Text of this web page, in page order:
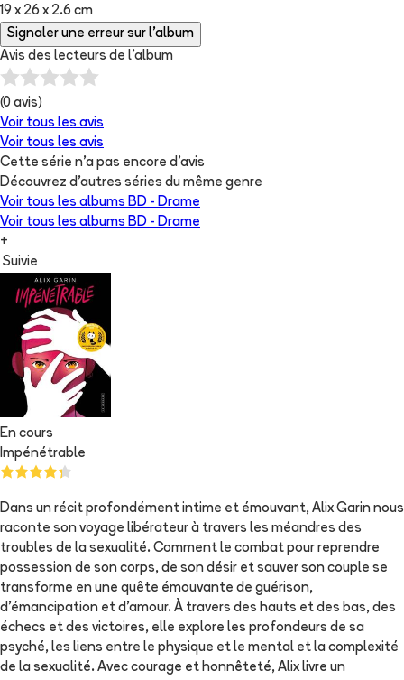
19 x 26 x 2.6 cm
Signaler une erreur sur l'album
Avis des lecteurs de l'album
(0 avis)
Voir tous les avis
Voir tous les avis
Cette série n'a pas encore d'avis
Découvrez d'autres séries du même genre
Voir tous les albums BD - Drame
Voir tous les albums BD - Drame
+
Suivie
En cours
Impénétrable
Dans un récit profondément intime et émouvant, Alix Garin nous
raconte son voyage libérateur à travers les méandres des
troubles de la sexualité. Comment le combat pour reprendre
possession de son corps, de son désir et sauver son couple se
transforme en une quête émouvante de guérison,
d'émancipation et d'amour. À travers des hauts et des bas, des
échecs et des victoires, elle explore les profondeurs de sa
psyché, les liens entre le physique et le mental et la complexité
de la sexualité. Avec courage et honnêteté, Alix livre un